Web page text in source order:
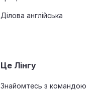
Ділова англійська
Це Лінгу
Знайомтесь з командою